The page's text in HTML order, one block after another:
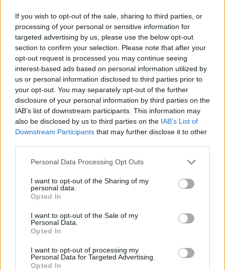
If you wish to opt-out of the sale, sharing to third parties, or
processing of your personal or sensitive information for
targeted advertising by us, please use the below opt-out
section to confirm your selection. Please note that after your
opt-out request is processed you may continue seeing
interest-based ads based on personal information utilized by
us or personal information disclosed to third parties prior to
your opt-out. You may separately opt-out of the further
disclosure of your personal information by third parties on the
IAB’s list of downstream participants. This information may
also be disclosed by us to third parties on the IAB’s List of
Downstream Participants that may further disclose it to other
Personal Data Processing Opt Outs
I want to opt-out of the Sharing of my
personal data.
Opted In
I want to opt-out of the Sale of my
Personal Data.
Opted In
I want to opt-out of processing my
Personal Data for Targeted Advertising.
Opted In
ΕΛΛΑΔΑ
Ξεκινά το νέο «Τουρισμός για
Όλους» με αυξημένες
επιδοτήσεις
Οι αιτήσεις ανοίγουν σήμερα στις
12 το μεσημέρι και θα
υποβάλλονται αρχικά ανάλογα με
το τελευταίο ψηφίο του ΑΦΜ
Στα 81 δολάρια υποχώρησε το
πετρέλαιο
προοπτική συμφωνίας για την
του Ορμούζ
ΒΟΡΕΙΟ ΑΙΓΑΙΟ
Δύο τραυματίες σε τροχαίο στο
Λιβαδοχώρι της Λήμνου
Ένα Ι.Χ. αυτοκίνητο βγήκε από την
πορεία τους και ανατράπηκε εκτός
του οδοστρώματος